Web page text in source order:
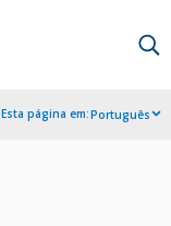
Esta página em:Português